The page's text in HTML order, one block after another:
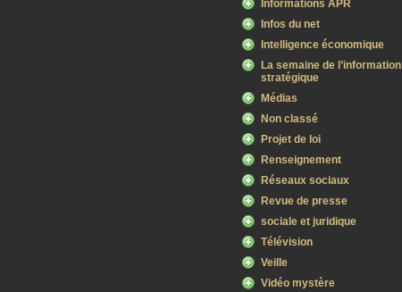
Informations APR
Infos du net
Intelligence économique
La semaine de l’information
stratégique
Médias
Non classé
Projet de loi
Renseignement
Réseaux sociaux
Revue de presse
sociale et juridique
Télévision
Veille
Vidéo mystère